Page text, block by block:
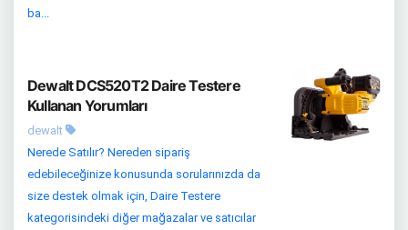
ba...
Dewalt DCS520T2 Daire Testere
Kullanan Yorumları
dewalt
Nerede Satılır? Nereden sipariş
edebileceğinize konusunda sorularınızda da
size destek olmak için, Daire Testere
kategorisindeki diğer mağazalar ve satıcılar